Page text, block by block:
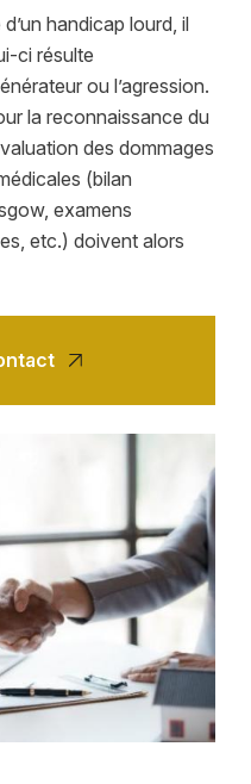
handicap lourd, il
ci résulte
ou l’agression.
la reconnaissance du
des dommages
(bilan
examens
etc.) doivent alors